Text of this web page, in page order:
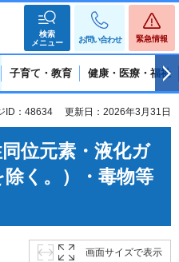
検索
メニュー
お問い合わせ 緊急情報
子育て・教育 健康・医療・福祉
ID：48634 更新日：2026年3月31日
位元素・液化ガ
く。）・毒物等
画面サイズで表示